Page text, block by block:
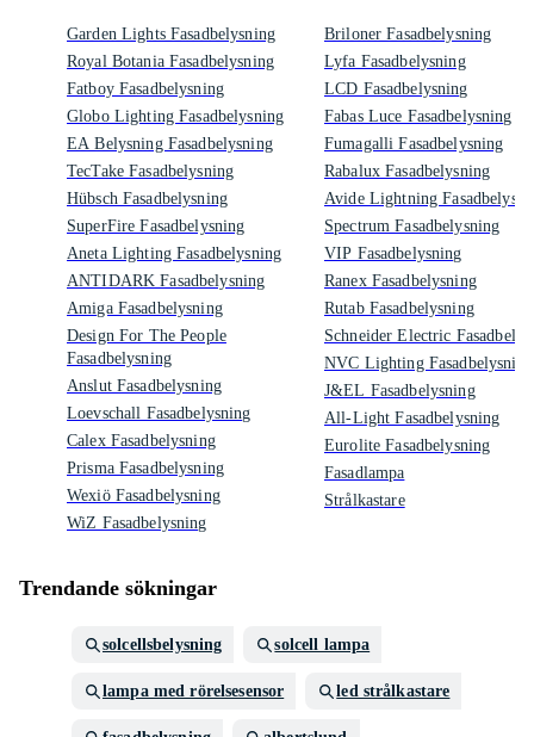
Garden Lights Fasadbelysning
Royal Botania Fasadbelysning
Fatboy Fasadbelysning
Globo Lighting Fasadbelysning
EA Belysning Fasadbelysning
TecTake Fasadbelysning
Hübsch Fasadbelysning
SuperFire Fasadbelysning
Aneta Lighting Fasadbelysning
ANTIDARK Fasadbelysning
Amiga Fasadbelysning
Design For The People
Fasadbelysning
Anslut Fasadbelysning
Loevschall Fasadbelysning
Calex Fasadbelysning
Prisma Fasadbelysning
Wexiö Fasadbelysning
WiZ Fasadbelysning
Briloner Fasadbelysning
Lyfa Fasadbelysning
LCD Fasadbelysning
Fabas Luce Fasadbelysning
Fumagalli Fasadbelysning
Rabalux Fasadbelysning
Avide Lightning
Spectrum Fasadbelysning
VIP Fasadbelysning
Ranex Fasadbelysning
Rutab Fasadbelysning
Schneider Electric
NVC Lighting Fasadbelysning
J&EL Fasadbelysning
All-Light Fasadbelysning
Eurolite Fasadbelysning
Fasadlampa
Strålkastare
Trendande sökningar
solcellsbelysning solcell lampa
lampa med rörelsesensor led strålkastare